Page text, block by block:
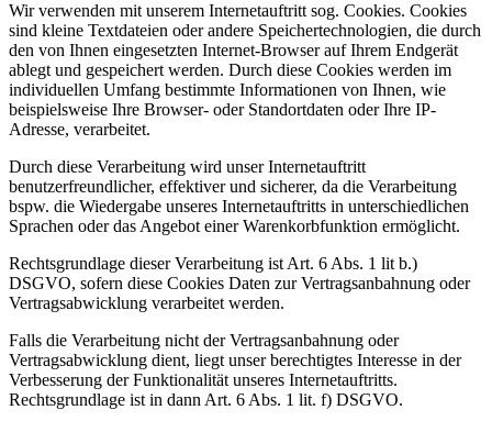
Wir verwenden mit unserem Internetauftritt sog. Cookies. Cookies
sind kleine Textdateien oder andere Speichertechnologien, die durch
den von Ihnen eingesetzten Internet-Browser auf Ihrem Endgerät
ablegt und gespeichert werden. Durch diese Cookies werden im
individuellen Umfang bestimmte Informationen von Ihnen, wie
beispielsweise Ihre Browser- oder Standortdaten oder Ihre IP-
Adresse, verarbeitet.
Durch diese Verarbeitung wird unser Internetauftritt
benutzerfreundlicher, effektiver und sicherer, da die Verarbeitung
bspw. die Wiedergabe unseres Internetauftritts in unterschiedlichen
Sprachen oder das Angebot einer Warenkorbfunktion ermöglicht.
Rechtsgrundlage dieser Verarbeitung ist Art. 6 Abs. 1 lit b.)
DSGVO, sofern diese Cookies Daten zur Vertragsanbahnung oder
Vertragsabwicklung verarbeitet werden.
Falls die Verarbeitung nicht der Vertragsanbahnung oder
Vertragsabwicklung dient, liegt unser berechtigtes Interesse in der
Verbesserung der Funktionalität unseres Internetauftritts.
Rechtsgrundlage ist in dann Art. 6 Abs. 1 lit. f) DSGVO.